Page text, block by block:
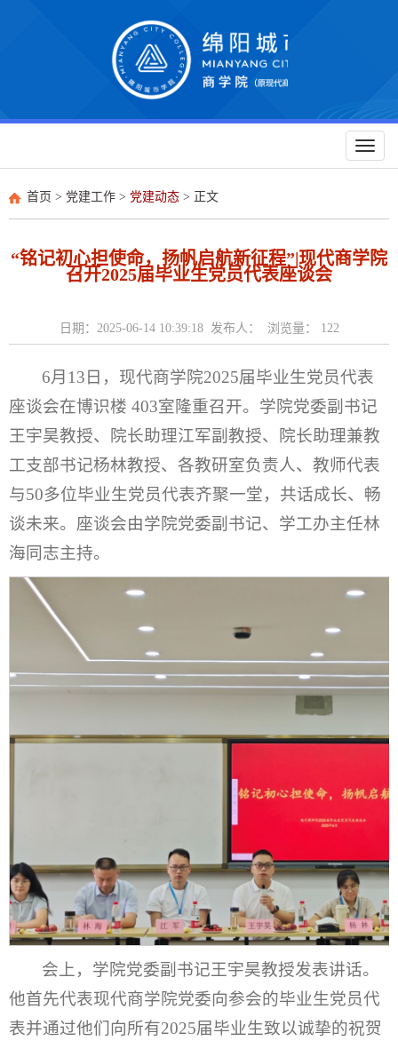
Toggle
首页 > 党建工作 > 党建动态 > 正文
“铭记初心担使命，扬帆启航新征程”|现代商学院
召开2025届毕业生党员代表座谈会
日期：2025-06-14 10:39:18 发布人： 浏览量： 122
6月13日，现代商学院2025届毕业生党员代表
座谈会在博识楼 403室隆重召开。学院党委副书记
王宇昊教授、院长助理江军副教授、院长助理兼教
工支部书记杨林教授、各教研室负责人、教师代表
与50多位毕业生党员代表齐聚一堂，共话成长、畅
谈未来。座谈会由学院党委副书记、学工办主任林
海同志主持。
会上，学院党委副书记王宇昊教授发表讲话。
他首先代表现代商学院党委向参会的毕业生党员代
表并通过他们向所有2025届毕业生致以诚挚的祝贺